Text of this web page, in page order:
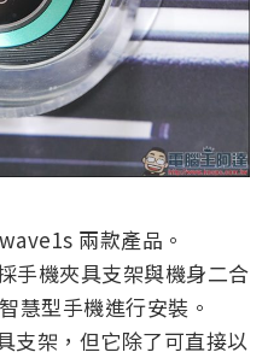
兩款產品。
手機夾具支架與機身二合
慧型手機進行安裝。
支架，但它除了可直接以